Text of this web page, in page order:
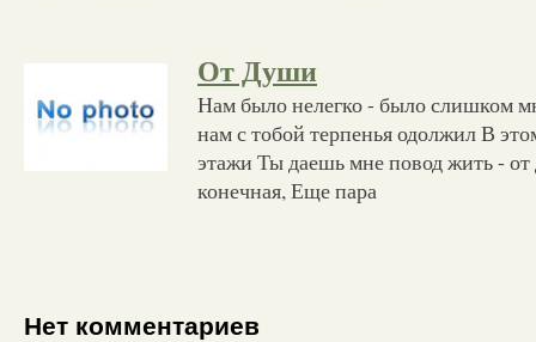
От Души
Нам было нелегко - было слишком
нам с тобой терпенья одолжил В
этажи Ты даешь мне повод жить -
конечная, Еще пара
Нет комментариев